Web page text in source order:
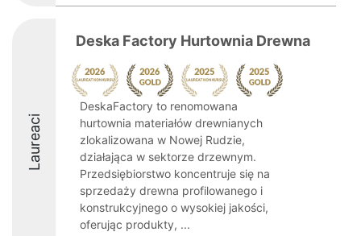
Laureaci
Deska Factory Hurtownia Drewna
DeskaFactory to renomowana
hurtownia materiałów drewnianych
zlokalizowana w Nowej Rudzie,
działająca w sektorze drzewnym.
Przedsiębiorstwo koncentruje się na
sprzedaży drewna profilowanego i
konstrukcyjnego o wysokiej jakości,
oferując produkty, ...